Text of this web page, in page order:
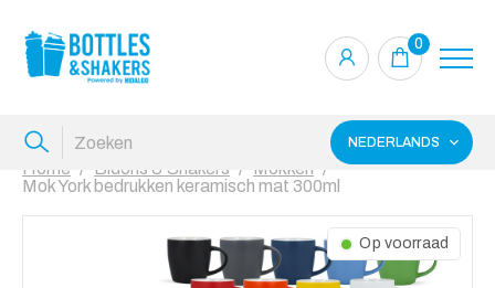
0
NEDERLANDS
Home Bidons & Shakers
Mokken
Mok York bedrukken keramisch mat 300ml
Op voorraad